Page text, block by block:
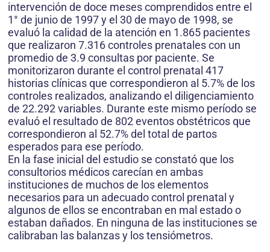
intervención de doce meses comprendidos entre el
1° de junio de 1997 y el 30 de mayo de 1998, se
evaluó la calidad de la atención en 1.865 pacientes
que realizaron 7.316 controles prenatales con un
promedio de 3.9 consultas por paciente. Se
monitorizaron durante el control prenatal 417
historias clínicas que correspondieron al 5.7% de los
controles realizados, analizando el diligenciamiento
de 22.292 variables. Durante este mismo período se
evaluó el resultado de 802 eventos obstétricos que
correspondieron al 52.7% del total de partos
esperados para ese período.
En la fase inicial del estudio se constató que los
consultorios médicos carecían en ambas
instituciones de muchos de los elementos
necesarios para un adecuado control prenatal y
algunos de ellos se encontraban en mal estado o
estaban dañados. En ninguna de las instituciones se
calibraban las balanzas y los tensiómetros.